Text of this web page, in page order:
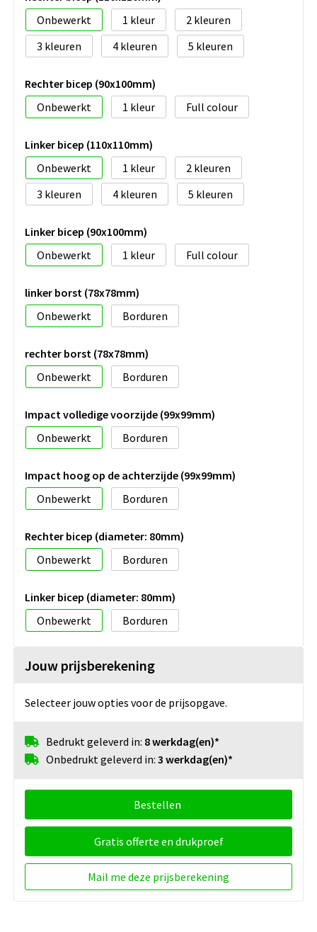
Onbewerkt
1
2
3
4 5
Rechter bicep (90x100mm)
Onbewerkt
1 Full colour
Linker bicep (110x110mm)
Onbewerkt
1
2
3
4 5
Linker bicep (90x100mm)
Onbewerkt
1 Full colour
linker borst (78x78mm)
Onbewerkt
Borduren
rechter borst (78x78mm)
Onbewerkt
Borduren
Impact volledige voorzijde (99x99mm)
Onbewerkt
Borduren
Impact hoog op de achterzijde (99x99mm)
Onbewerkt
Borduren
Rechter bicep (diameter: 80mm)
Onbewerkt
Borduren
Linker bicep (diameter: 80mm)
Onbewerkt
Borduren
Jouw prijsberekening
Selecteer jouw opties voor de prijsopgave.
Bedrukt geleverd in: 8 werkdag(en)*
Onbedrukt geleverd in: 3 werkdag(en)*
Bestellen
Gratis offerte en drukproef
Mail me deze prijsberekening